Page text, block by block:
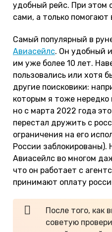
удобный рейс. При этом
сами, а только помогают
Самый популярный в
Авиасейлс. Он удобный
им уже более 10 лет.
пользовались или хотя
другие поисковики:
которым я тоже нередко
но с марта 2022 года
перестал дружить с
ограничения на его
России заблокированы).
Авиасейлс во многом
что он работает с
принимают оплату
После того, как
советую